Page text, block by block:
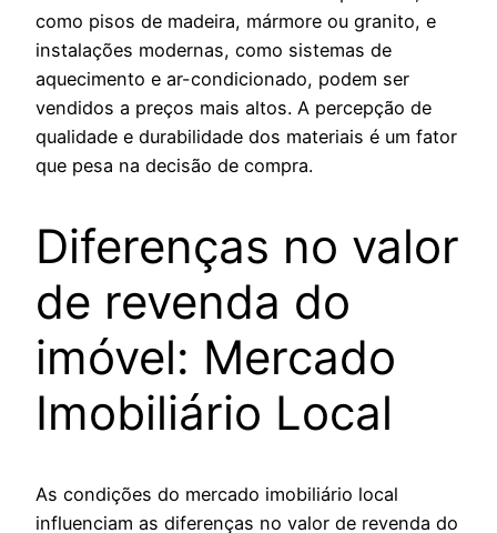
como pisos de madeira, mármore ou granito, e
instalações modernas, como sistemas de
aquecimento e ar-condicionado, podem ser
vendidos a preços mais altos. A percepção de
qualidade e durabilidade dos materiais é um fator
que pesa na decisão de compra.
Diferenças no valor
de revenda do
imóvel: Mercado
Imobiliário Local
As condições do mercado imobiliário local
influenciam as diferenças no valor de revenda do